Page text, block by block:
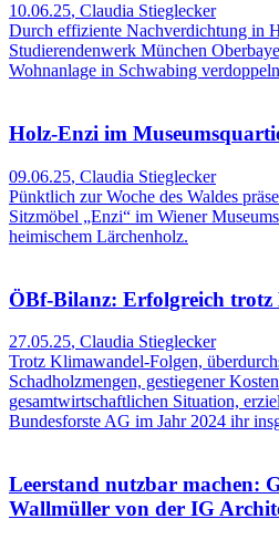
10.06.25, Claudia Stieglecker
Durch effiziente Nachverdichtung in
Studierendenwerk München
Wohnanlage in Schwabing
Holz-Enzi im
09.06.25, Claudia Stieglecker
Pünktlich zur Woche des Waldes
Sitzmöbel „Enzi“ im Wiener
heimischem Lärchenholz.
ÖBf-Bilanz: Erfolgreich trotz
27.05.25, Claudia Stieglecker
Trotz Klimawandel-Folgen,
Schadholzmengen, gestiegener
gesamtwirtschaftlichen Situation,
Bundesforste AG im Jahr 2024 ihr
Leerstand nutzbar machen:
Wallmüller von der IG